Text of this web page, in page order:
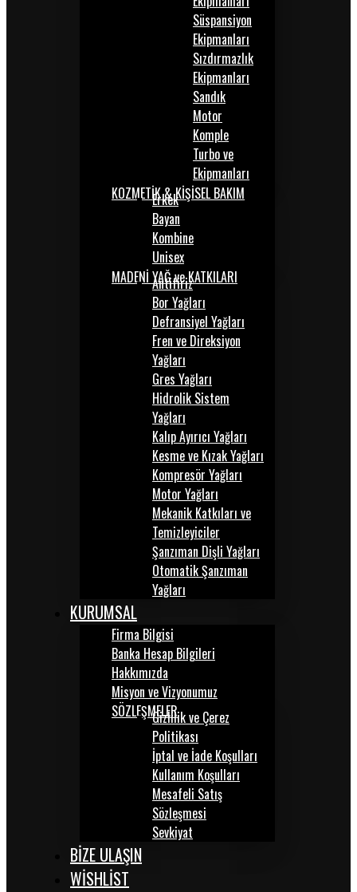
Süspansiyon
Ekipmanları
Sızdırmazlık
Ekipmanları
Sandık
Motor
Komple
Turbo ve
Ekipmanları
KOZMETİK & KİŞİSEL BAKIM
Erkek
Bayan
Kombine
Unisex
MADENİ YAĞ ve KATKILARI
Antifiriz
Bor Yağları
Defransiyel Yağları
Fren ve Direksiyon
Yağları
Gres Yağları
Hidrolik Sistem
Yağları
Kalıp Ayırıcı Yağları
Kesme ve Kızak Yağları
Kompresör Yağları
Motor Yağları
Mekanik Katkıları ve
Temizleyiciler
Şanzıman Dişli Yağları
Otomatik Şanzıman
Yağları
KURUMSAL
Firma Bilgisi
Banka Hesap Bilgileri
Hakkımızda
Misyon ve Vizyonumuz
SÖZLEŞMELERGizlilik ve Çerez
Politikası
İptal ve İade Koşulları
Kullanım Koşulları
Mesafeli Satış
Sözleşmesi
Sevkiyat
BİZE ULAŞIN
WISHLIST